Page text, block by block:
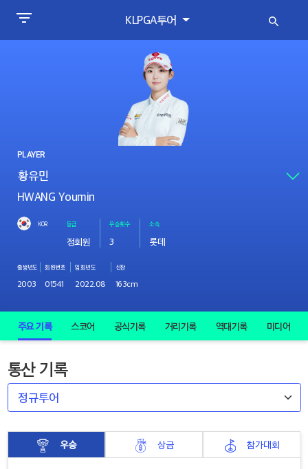
KLPGA투어
PLAYER
HWANG Youmin
KOR 등급
정회원
우승횟수
3
소속
롯데
출생년도
2003
회원번호
01541
입회년도
2022.08
신장
163cm
주요 기록 스코어 공식기록 거리기록 역대기록 미디어
통산 기록
우승 상금 참가대회